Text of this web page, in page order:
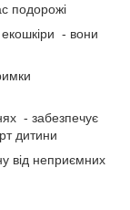
подорожі
екошкіри - вони
- забезпечує
дитини
від неприємних